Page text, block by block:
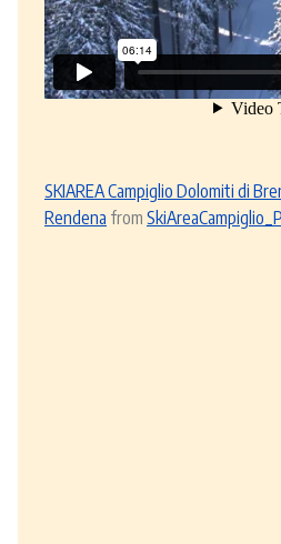
SKIAREA Campiglio Dolomiti di
Rendena from